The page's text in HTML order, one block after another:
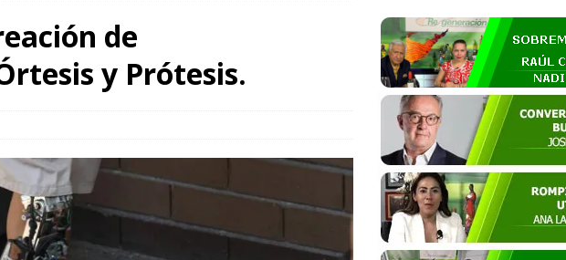
por México se librará en pocos municipios, en la opinión
humanos a la vida y a la libertad de expresión
de Juarez prioriza el cuidado del arbolado del Paseo
el Poder Legislativo la construcción de Ciudad Salud- Ñuu
de
y Prótesis.